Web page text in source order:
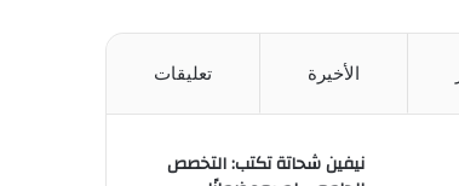
الأخيرة تعليقات
نيفين شحاتة تكتب: التخصص